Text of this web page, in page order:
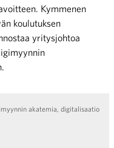
Kymmenen
koulutuksen
yritysjohtoa
akatemia, digitalisaatio